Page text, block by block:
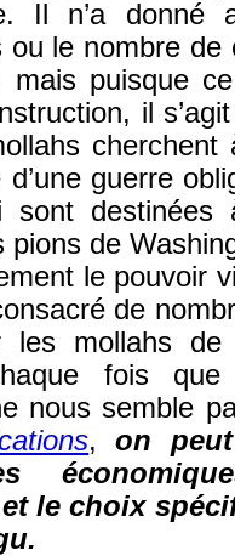
Il n’a donné
ou le nombre
mais puisque
il
cherchent
guerre
sont
pions de
le pouvoir
de
les mollahs
fois que
nous semble
,on
le choix